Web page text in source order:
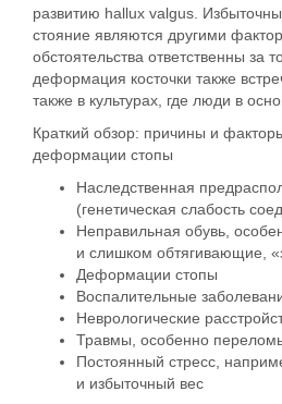
развитию hallux valgus.
стояние являются другими
обстоятельства ответственны за
деформация косточки также
также в культурах, где люди в
Краткий обзор: причины и
деформации стопы
Наследственная
(генетическая слабость
Неправильная обувь,
и слишком обтягивающие,
Деформации стопы
Воспалительные
Неврологические
Травмы, особенно
Постоянный стресс,
и избыточный вес